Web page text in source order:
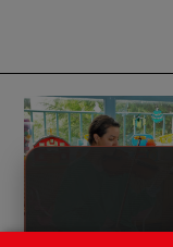
Il existe